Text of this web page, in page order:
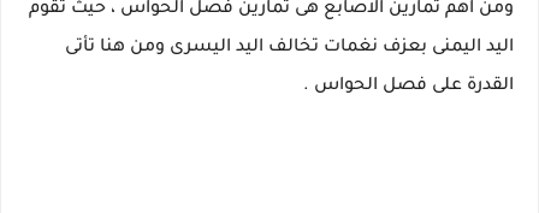
ومن اهم تمارين الاصابع هى تمارين فصل الحواس ، حيث تقوم
اليد اليمنى بعزف نغمات تخالف اليد اليسرى ومن هنا تأتى
القدرة على فصل الحواس .